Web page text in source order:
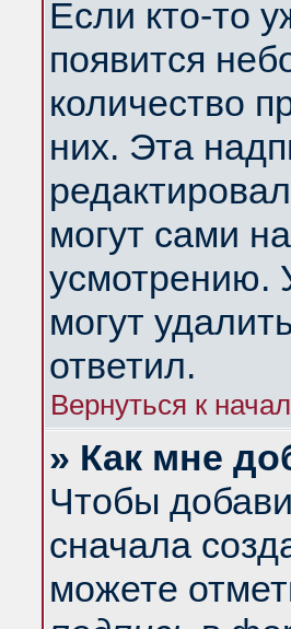
Если кто-то
появится
количество
них. Эта
могут сами
усмотрению.
могут
ответил.
Вернуться к
» Как мне
Чтобы
сначала
можете